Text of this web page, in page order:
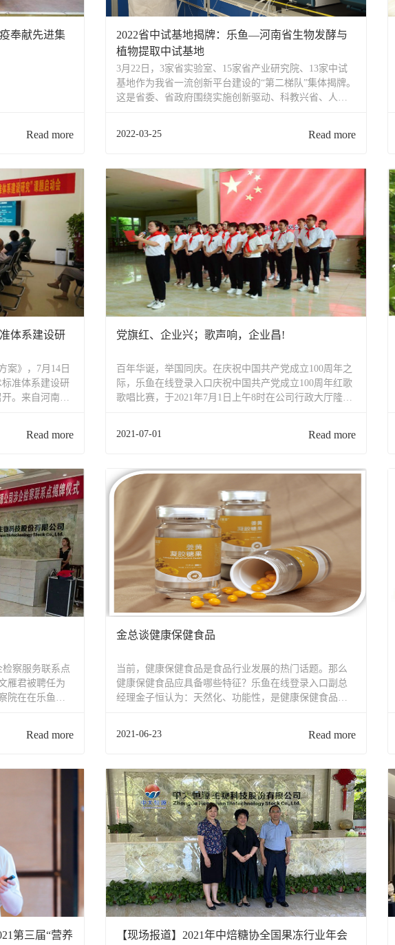
奉献先进集
Read more
2022省中试基地揭牌：乐鱼—河南省生物发酵与
植物提取中试基地
3月22日，3家省实验室、15家省产业研究院、13家中试
基地作为我省一流创新平台建设的“第二梯队”集体揭牌。
这是省委、省政府围绕实施创新驱动、科教兴省、人才
是省中试基地要实现应用研究“从1到100”的跨越。第二
2022-03-25 Read more
体系建设研
案》，7月14日
标准体系建设研
。来自河南省
Read more
党旗红、企业兴；歌声响，企业昌!
百年华诞，举国同庆。在庆祝中国共产党成立100周年之
际，乐鱼在线登录入口庆祝中国共产党成立100周年红歌
歌唱比赛，于2021年7月1日上午8时在公司行政大厅隆重
2021-07-01 Read more
检察服务联系点
雁君被聘任为
院在在乐鱼设
创新之举。长
Read more
金总谈健康保健食品
当前，健康保健食品是食品行业发展的热门话题。那么
健康保健食品应具备哪些特征？乐鱼在线登录入口副总
经理金子恒认为：天然化、功能性，是健康保健食品必
替代化工合成的东西；在天然替代的基础上，使用...
2021-06-23 Read more
第三届“营养
【现场报道】2021年中焙糖协全国果冻行业年会